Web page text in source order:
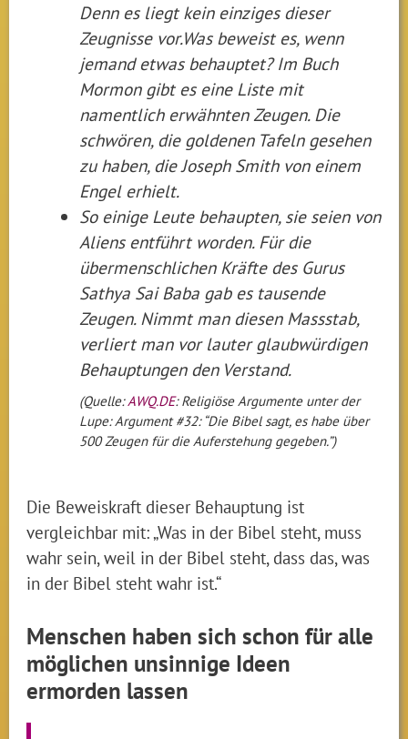
Denn es liegt kein einziges dieser
Zeugnisse vor.Was beweist es, wenn
jemand etwas behauptet? Im Buch
Mormon gibt es eine Liste mit
namentlich erwähnten Zeugen. Die
schwören, die goldenen Tafeln gesehen
zu haben, die Joseph Smith von einem
Engel erhielt.
So einige Leute behaupten, sie seien von
Aliens entführt worden. Für die
übermenschlichen Kräfte des Gurus
Sathya Sai Baba gab es tausende
Zeugen. Nimmt man diesen Massstab,
verliert man vor lauter glaubwürdigen
Behauptungen den Verstand.
(Quelle:AWQ.DE: Religiöse Argumente unter der
Lupe: Argument #32: “Die Bibel sagt, es habe über
500 Zeugen für die Auferstehung gegeben.”)
Die Beweiskraft dieser Behauptung ist
vergleichbar mit: „Was in der Bibel steht, muss
wahr sein, weil in der Bibel steht, dass das, was
in der Bibel steht wahr ist.“
Menschen haben sich schon für alle
möglichen unsinnige Ideen
ermorden lassen